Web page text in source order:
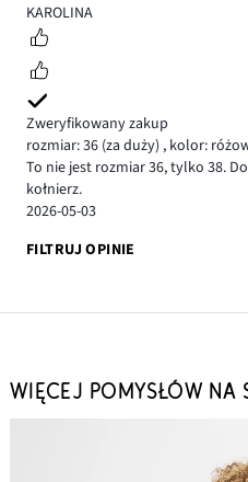
3
KAROLINA
Zweryfikowany zakup
rozmiar: 36 (za duży) , kolor:
To nie jest rozmiar 36, tylko 38.
kołnierz.
2026-05-03
FILTRUJ OPINIE
WIĘCEJ POMYSŁÓW NA